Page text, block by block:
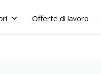
keyboard_arrow_down Offerte di lavoro